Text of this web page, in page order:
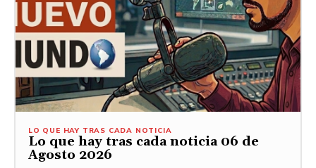
LO QUE HAY TRAS CADA NOTICIA
Lo que hay tras cada noticia 06 de
Agosto 2026